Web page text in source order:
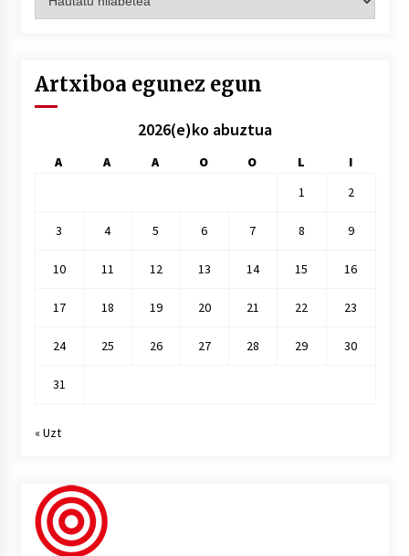
hilez
Artxiboa egunez egun
2026(e)ko abuztua
A A A O O L
I
1
2
3 4 5 6 7 8 9
10 11 12 13 14 15 16
17 18 19 20 21 22 23
24 25 26 27 28 29 30
31
« Uzt